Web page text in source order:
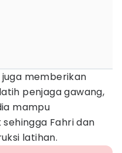
juga memberikan
penjaga gawang,
mampu
Fahri dan
latihan.